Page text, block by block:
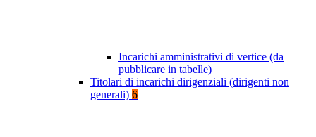
Incarichi amministrativi di vertice (da
pubblicare in tabelle)
Titolari di incarichi dirigenziali (dirigenti non
generali) 6